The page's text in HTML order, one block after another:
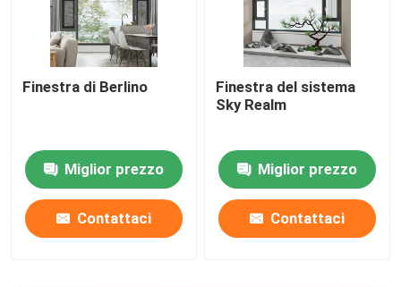
Finestra di Berlino
Miglior prezzo
Contattaci
Finestra del sistema
Sky Realm
Miglior prezzo
Contattaci